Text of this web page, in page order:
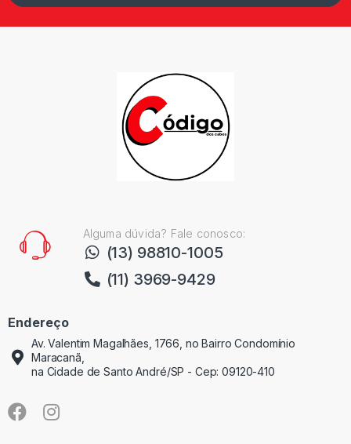
Alguma dúvida? Fale conosco:
(13) 98810-1005
(11) 3969-9429
Endereço
Av. Valentim Magalhães, 1766, no Bairro Condomínio
Maracanã,
na Cidade de Santo André/SP - Cep: 09120-410